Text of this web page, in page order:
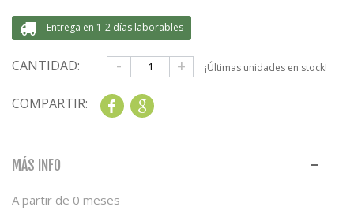
Entrega en 1-2 días laborables
CANTIDAD: - + ¡Últimas unidades en stock!
COMPARTIR: Share
MÁS INFO
A partir de 0 meses